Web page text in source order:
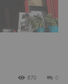
0
870